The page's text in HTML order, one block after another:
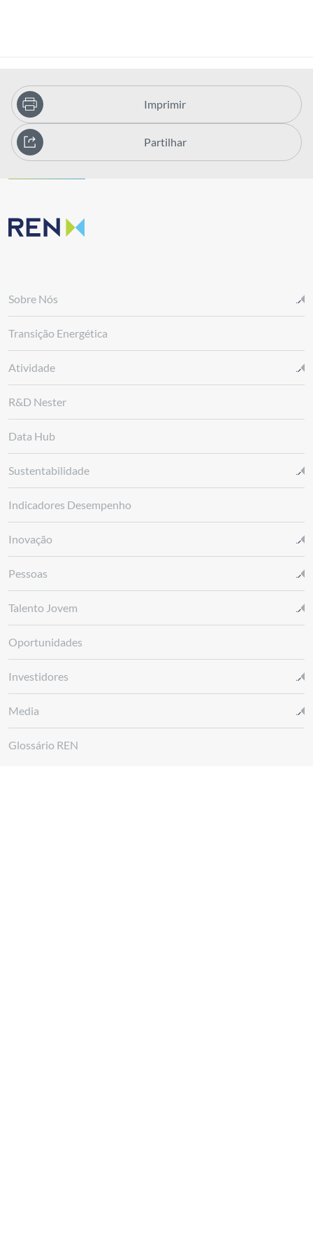
Imprimir
Partilhar
Sobre Nós
Transição Energética
Atividade
R&D Nester
Data Hub
Sustentabilidade
Indicadores Desempenho
Inovação
Pessoas
Talento Jovem
Oportunidades
Investidores
Media
Glossário REN